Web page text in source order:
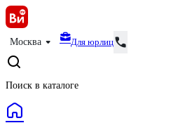
Москва Для юрлиц
Поиск в каталоге